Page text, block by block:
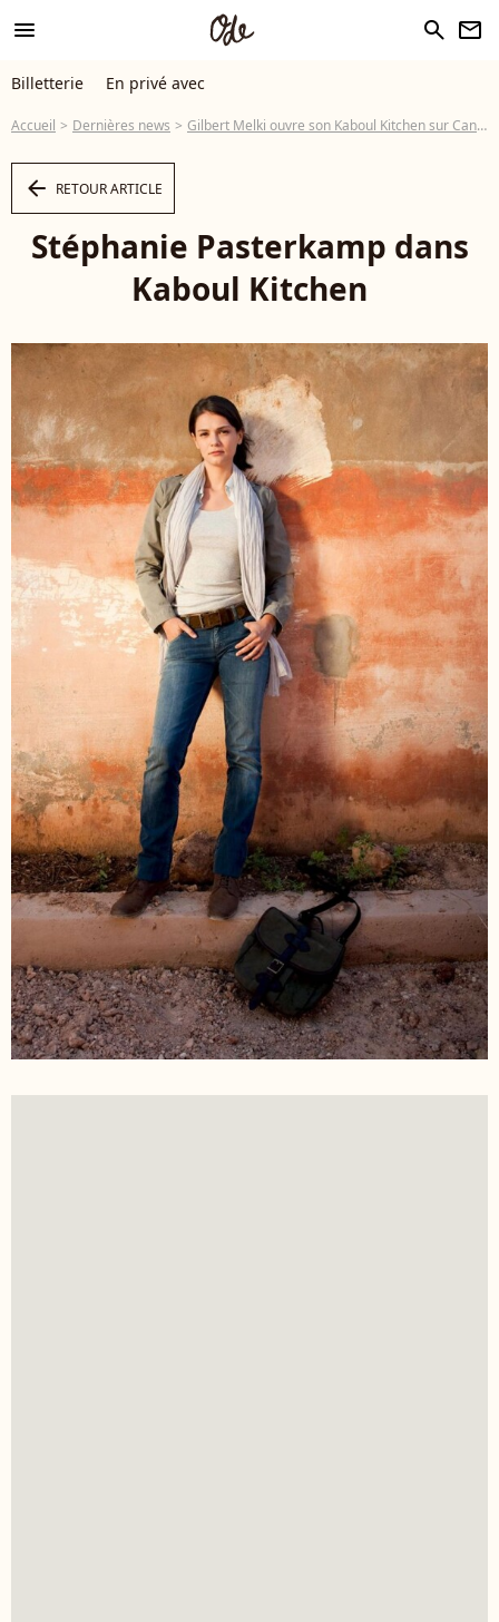
menu search newsletter
Billetterie En privé avec
Accueil Dernières news Gilbert Melki ouvre son Kaboul Kitchen sur Canal+
arrow_left RETOUR ARTICLE
Stéphanie Pasterkamp dans
Kaboul Kitchen